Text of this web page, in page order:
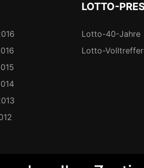
LOTTO-
Lotto-40-Jahre
Lotto-Volltreffer